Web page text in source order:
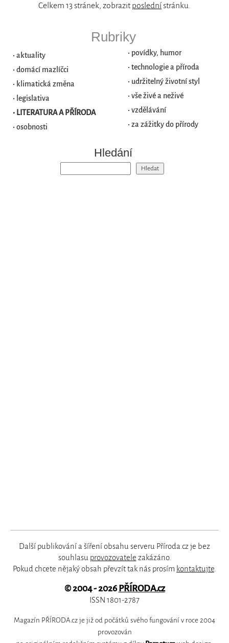
Celkem 13 stránek, zobrazitposlednístránku.
Rubriky
• aktuality
• domácí mazlíčci
• klimatická změna
• legislativa
• LITERATURA A PŘÍRODA
• osobnosti
• povídky, humor
• technologie a příroda
• udržitelný životní styl
• vše živé a neživé
• vzdělávání
• za zážitky do přírody
Hledání
Další publikování a šíření obsahu serveru Příroda.cz je bez
souhlasu provozovatele zakázáno.
Pokud chcete nějaký obsah převzít tak nás prosím kontaktujte.
© 2004 - 2026PŘÍRODA.cz
ISSN 1801-2787
Magazín PŘÍRODA.cz je již od počátků svého fungování v roce 2004
provozován